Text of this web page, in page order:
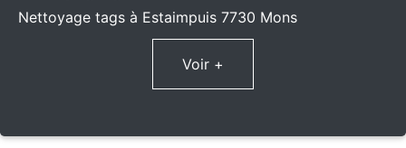
Nettoyage tags à Estaimpuis 7730 Mons
Voir +